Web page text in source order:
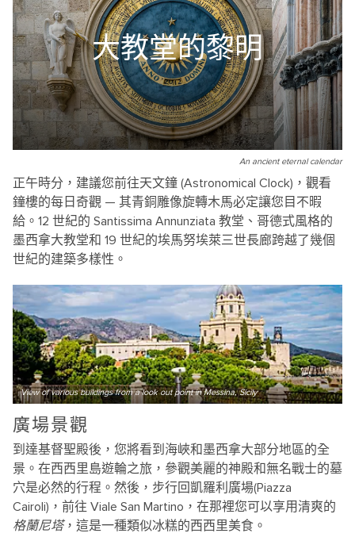
大教堂的黎明
An ancient eternal calendar
正午時分，建議您前往天文鐘 (Astronomical Clock)，觀看
鐘樓的每日奇觀 — 其青銅雕像旋轉木馬必定讓您目不暇
給。12 世紀的 Santissima Annunziata 教堂、哥德式風格的
墨西拿大教堂和 19 世紀的埃馬努埃萊三世長廊跨越了幾個
世紀的建築多樣性。
View of various buildings from a look out point in Messina, Sicily
廣場景觀
到達基督聖殿後，您將看到海峽和墨西拿大部分地區的全
景。在西西里島遊輪之旅，參觀美麗的神殿和無名戰士的墓
穴是必然的行程。然後，步行回凱羅利廣場(Piazza
Cairoli)，前往 Viale San Martino，在那裡您可以享用清爽的
格蘭尼塔，這是一種類似冰糕的西西里美食。